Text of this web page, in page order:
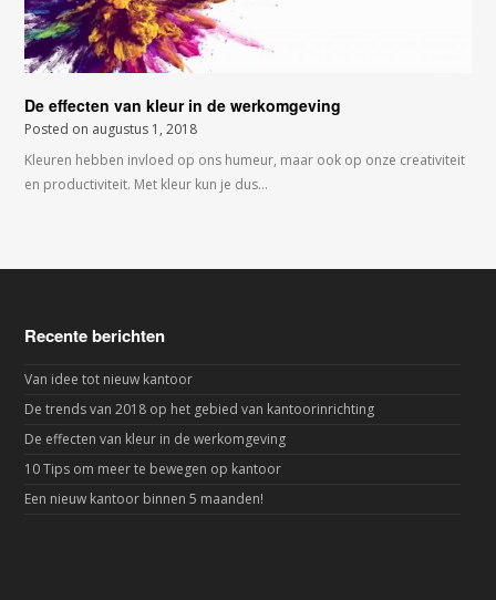
De effecten van kleur in de werkomgeving
Posted on augustus 1, 2018
Kleuren hebben invloed op ons humeur, maar ook op onze creativiteit
en productiviteit. Met kleur kun je dus…
Recente berichten
Van idee tot nieuw kantoor
De trends van 2018 op het gebied van kantoorinrichting
De effecten van kleur in de werkomgeving
10 Tips om meer te bewegen op kantoor
Een nieuw kantoor binnen 5 maanden!